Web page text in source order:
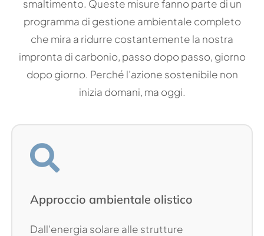
smaltimento. Queste misure fanno parte di un
programma di gestione ambientale completo
che mira a ridurre costantemente la nostra
impronta di carbonio, passo dopo passo, giorno
dopo giorno. Perché l’azione sostenibile non
inizia domani, ma oggi.
Approccio ambientale olistico
Dall’energia solare alle strutture